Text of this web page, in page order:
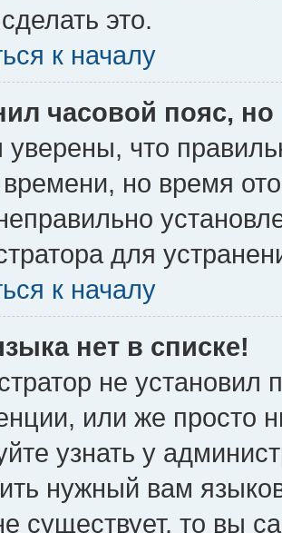
это.
к началу
часовой пояс,
что
времени, но время
для
к началу
нет в списке!
не установил
или же просто
узнать у
нужный вам
существует, то вы